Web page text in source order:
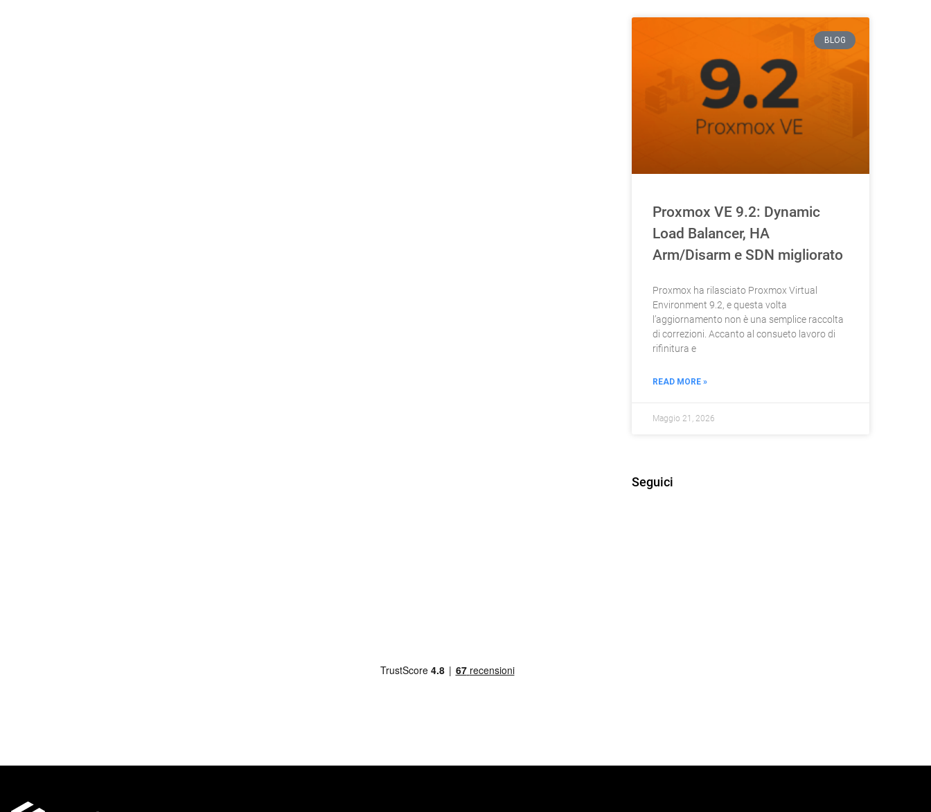
BLOG
Proxmox VE 9.2: Dynamic
Load Balancer, HA
Arm/Disarm e SDN migliorato
Proxmox ha rilasciato Proxmox Virtual
Environment 9.2, e questa volta
l’aggiornamento non è una semplice raccolta
di correzioni. Accanto al consueto lavoro di
rifinitura e
READ MORE »
Maggio 21, 2026
Seguici